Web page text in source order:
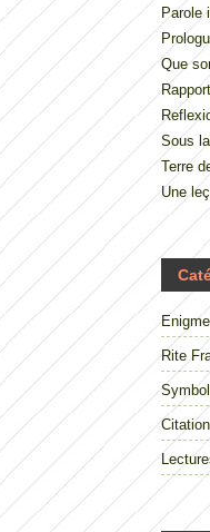
Parole
Que
Sous
Terre
Une
Enigme
Rite
Citation